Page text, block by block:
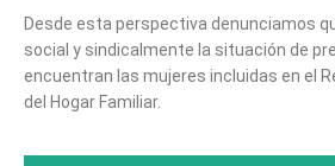
Desde esta perspectiva denunciamos
social y sindicalmente la situación de
encuentran las mujeres incluidas en el
del Hogar Familiar.